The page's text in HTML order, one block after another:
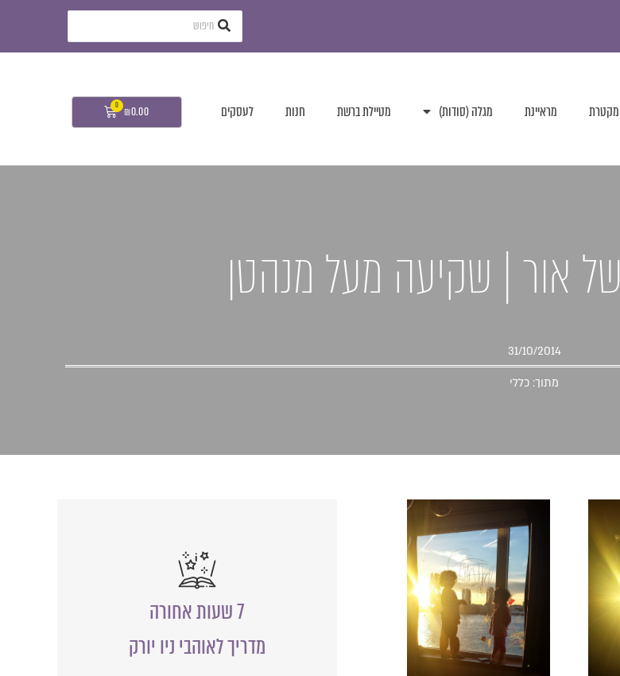
מקטרת מראיינת מגלה (סודות) מטיילת ברשת חנות לעסקים ₪0.00
אור | שקיעה מעל מנהטן
31/10/2014
מתוך: כללי
7 שעות אחורה
מדריך לאוהבי ניו יורק